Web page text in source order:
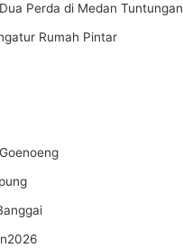
Perda di Medan Tuntungan
Rumah Pintar